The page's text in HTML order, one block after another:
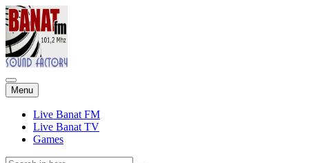
Menu Skip
to
content
Live Banat FM
Live Banat TV
Games